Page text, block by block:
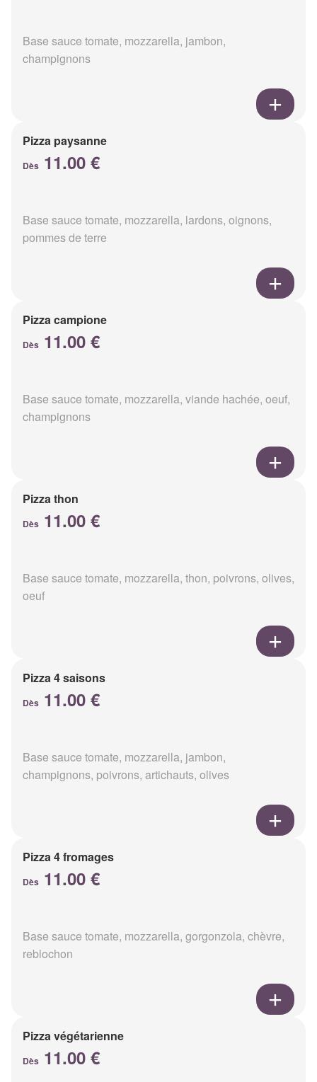
Base sauce tomate, mozzarella, jambon,
champignons
Pizza paysanne
Dès 11.00 €
Base sauce tomate, mozzarella, lardons, oignons,
pommes de terre
Pizza campione
Dès 11.00 €
Base sauce tomate, mozzarella, viande hachée, oeuf,
champignons
Pizza thon
Dès 11.00 €
Base sauce tomate, mozzarella, thon, poivrons, olives,
oeuf
Pizza 4 saisons
Dès 11.00 €
Base sauce tomate, mozzarella, jambon,
champignons, poivrons, artichauts, olives
Pizza 4 fromages
Dès 11.00 €
Base sauce tomate, mozzarella, gorgonzola, chèvre,
reblochon
Pizza végétarienne
Dès 11.00 €